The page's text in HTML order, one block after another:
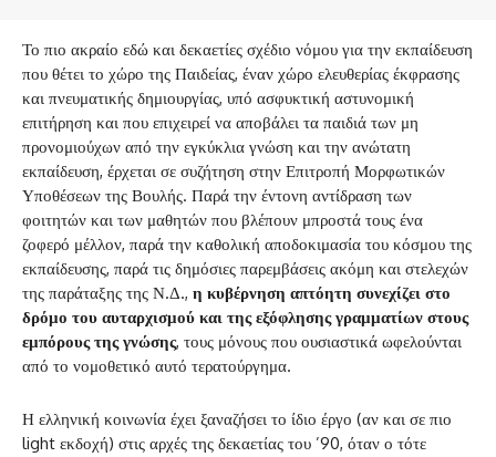
Το πιο ακραίο εδώ και δεκαετίες σχέδιο νόμου για την εκπαίδευση
που θέτει το χώρο της Παιδείας, έναν χώρο ελευθερίας έκφρασης
και πνευματικής δημιουργίας, υπό ασφυκτική αστυνομική
επιτήρηση και που επιχειρεί να αποβάλει τα παιδιά των μη
προνομιούχων από την εγκύκλια γνώση και την ανώτατη
εκπαίδευση, έρχεται σε συζήτηση στην Επιτροπή Μορφωτικών
Υποθέσεων της Βουλής. Παρά την έντονη αντίδραση των
φοιτητών και των μαθητών που βλέπουν μπροστά τους ένα
ζοφερό μέλλον, παρά την καθολική αποδοκιμασία του κόσμου της
εκπαίδευσης, παρά τις δημόσιες παρεμβάσεις ακόμη και στελεχών
της παράταξης της Ν.Δ., η κυβέρνηση απτόητη συνεχίζει στο
δρόμο του αυταρχισμού και της εξόφλησης γραμματίων στους
εμπόρους της γνώσης, τους μόνους που ουσιαστικά ωφελούνται
από το νομοθετικό αυτό τερατούργημα.
Η ελληνική κοινωνία έχει ξαναζήσει το ίδιο έργο (αν και σε πιο
light εκδοχή) στις αρχές της δεκαετίας του ’90, όταν ο τότε